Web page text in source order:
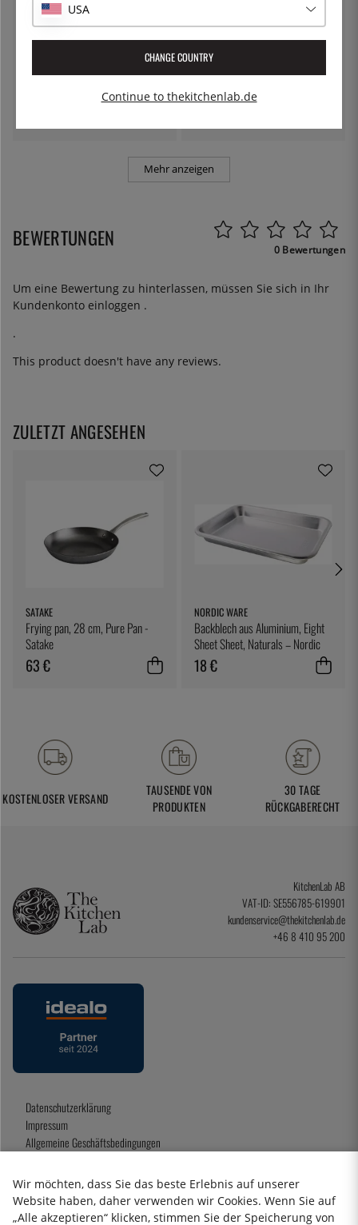
Gastrolöffel / Servierlöffel
EXXENT
Pfannenwender, 45 cm - Exxent
Mehr anzeigen
BEWERTUNGEN 0 Bewertungen
Um eine Bewertung zu hinterlassen, müssen Sie sich in Ihr
Kundenkonto einloggen .
.
This product doesn't have any reviews.
ZULETZT ANGESEHEN
SATAKE
Frying pan, 28 cm, Pure Pan -
Satake
63 €
NORDIC WARE
Backblech aus Aluminium, Eight
Sheet Sheet, Naturals – Nordic
Ware
18 €
KOSTENLOSER VERSAND
TAUSENDE VON
PRODUKTEN
30 TAGE
RÜCKGABERECHT
KitchenLab AB
VAT-ID: SE556785-619901
kundenservice@thekitchenlab.de
+46 8 410 95 200
Datenschutzerklärung
Impressum
Allgemeine Geschäftsbedingungen
Wir möchten, dass Sie das beste Erlebnis auf unserer
Website haben, daher verwenden wir Cookies. Wenn Sie auf
„Alle akzeptieren“ klicken, stimmen Sie der Speicherung von
USA
CHANGE COUNTRY
Continue to thekitchenlab.de